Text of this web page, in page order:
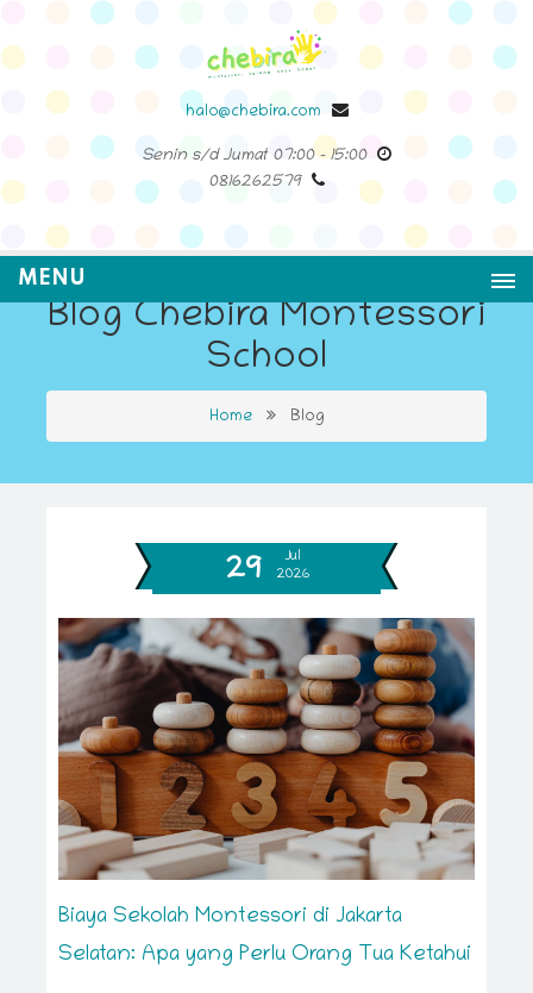
halo@chebira.com
Senin s/d Jumat 07:00-15:00
0816262579
MENU
Blog Chebira Montessori
School
Home Blog
29
Jul
2026
Biaya Sekolah Montessori di Jakarta
Selatan: Apa yang Perlu Orang Tua Ketahui